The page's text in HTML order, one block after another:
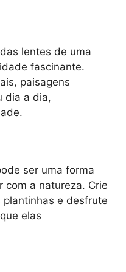
lentes de uma
fascinante.
paisagens
dia a dia,
ser uma forma
com a natureza. Crie
e desfrute
elas